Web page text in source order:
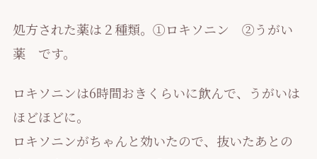
処方された薬は２種類。①ロキソニン ②うがい
薬 です。
ロキソニンは6時間おきくらいに飲んで、うがいは
ほどほどに。
ロキソニンがちゃんと効いたので、抜いたあとの